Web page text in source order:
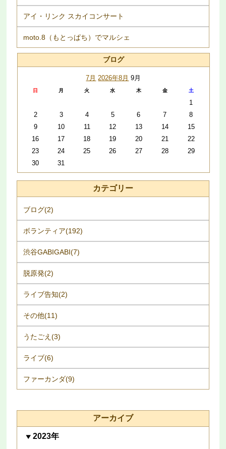
アイ・リンク スカイコンサート
moto.8（もとっぱち）でマルシェ
ブログ
7月 2026年8月 9月
日 月 火 水 木 金 土
1
2
3 4 5 6 7
8
9
10 11 12 13 14
15
16
17 18 19 20 21
22
23
24 25 26 27 28
29
30
31
カテゴリー
ブログ(2)
ボランティア(192)
渋谷GABIGABI(7)
脱原発(2)
ライブ告知(2)
その他(11)
うたごえ(3)
ライブ(6)
ファーカンダ(9)
アーカイブ
2023年